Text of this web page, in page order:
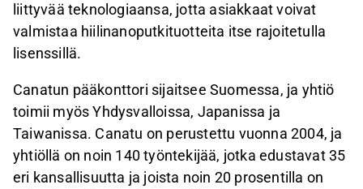
liittyvää teknologiaansa, jotta asiakkaat voivat
valmistaa hiilinanoputkituotteita itse rajoitetulla
lisenssillä.
Canatun pääkonttori sijaitsee Suomessa, ja yhtiö
toimii myös Yhdysvalloissa, Japanissa ja
Taiwanissa. Canatu on perustettu vuonna 2004, ja
yhtiöllä on noin 140 työntekijää, jotka edustavat 35
eri kansallisuutta ja joista noin 20 prosentilla on